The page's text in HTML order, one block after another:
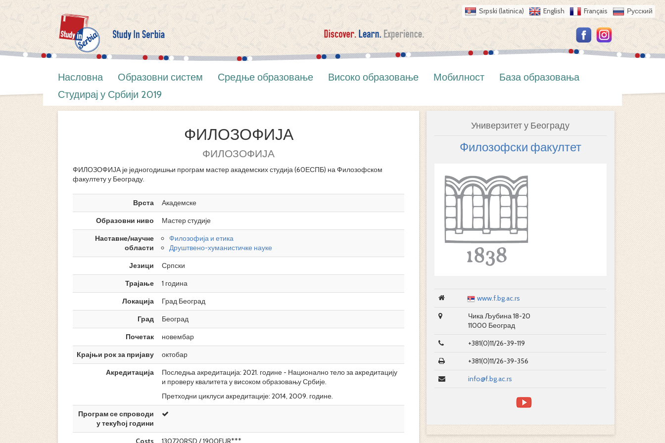
Srpski (latinica) English Français Русский
Насловна Образовни систем Средње образовање Високо образовање Мобилност
База образовања
Студирај у Србији 2019
ФИЛОЗОФИЈА
ФИЛОЗОФИЈА
ФИЛОЗОФИЈА је једногодишњи програм мастер академских студија (60ЕСПБ) на Филозофском
факултету у Београду.
Врста
Академске
Образовни ниво
Мастер студије
Наставне/научне
области
Филозофија и етика
Друштвено-хуманистичке науке
Језици
Српски
Трајање
1 година
Локација
Град Београд
Град
Београд
Почетак
новембар
Крајњи рок за пријаву
октобар
Акредитација
Последња акредитација: 2021. године - Национално тело за акредитацију
и проверу квалитета у високом образовању Србије.
Претходни циклуси акредитације: 2014, 2009. године.
Програм се спроводи
у текућој години
Costs
130720RSD / 1900EUR***
Универзитет у Београду
Филозофски факултет
www.f.bg.ac.rs
Чика Љубина 18-20
11000 Београд
+381(0)11/26-39-119
+381(0)11/26-39-356
info@f.bg.ac.rs